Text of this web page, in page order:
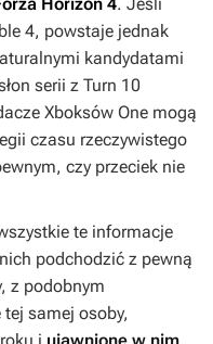
4, powstaje jednak
kandydatami
serii z Turn 10
Xboksów One mogą
czasu rzeczywistego
czy przeciek nie
te informacje
podchodzić z pewną
z podobnym
samej osoby,